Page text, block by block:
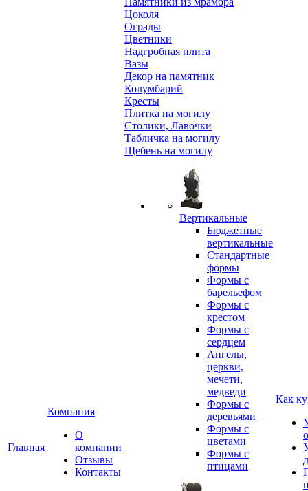
Главная
Компания
О
компании
Отзывы
Контакты
Цоколя
Ограды
Цветники
Надгробная плита
Вазы
Декор на памятник
Колумбарий
Кресты
Плитка на могилу
Столики, Лавочки
Табличка на могилу
Щебень на могилу
Вертикальные
Бюджетные
вертикальные
Стандартные
формы
Формы с
барельефом
Формы с
крестом
Формы с
сердцем
Ангелы,
церкви,
мечети,
медведи
Формы с
деревьями
Формы с
цветами
Формы с
птицами
Как